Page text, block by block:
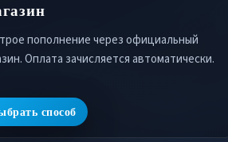
пополнение через официальный
Оплата зачисляется автоматически.
способ